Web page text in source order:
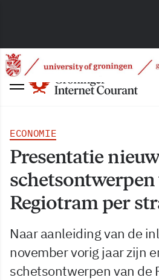
ECONOMIE
Presentatie
schetsontwerpen
Regiotram per
Naar aanleiding van de
november vorig jaar zijn
schetsontwerpen van de